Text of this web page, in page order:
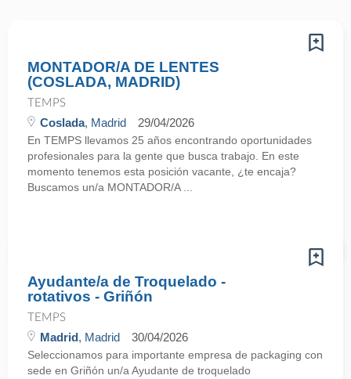
MONTADOR/A DE LENTES
(COSLADA, MADRID)
TEMPS
Coslada, Madrid 29/04/2026
En TEMPS llevamos 25 años encontrando oportunidades
profesionales para la gente que busca trabajo. En este
momento tenemos esta posición vacante, ¿te encaja?
Buscamos un/a MONTADOR/A ...
Ayudante/a de Troquelado -
rotativos - Griñón
TEMPS
Madrid, Madrid 30/04/2026
Seleccionamos para importante empresa de packaging con
sede en Griñón un/a Ayudante de troquelado